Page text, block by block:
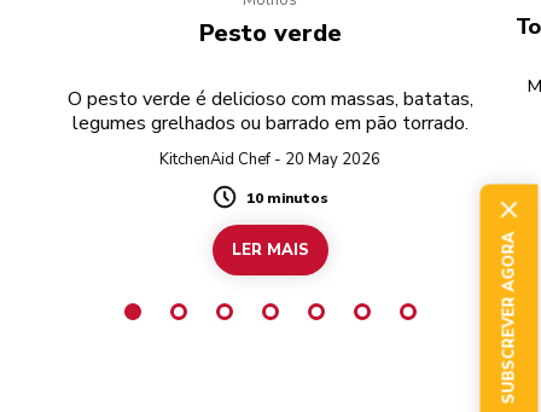
Pesto verde
O pesto verde é delicioso com massas, batatas,
legumes grelhados ou barrado em pão torrado.
KitchenAid Chef - 20 May 2026
Duration
10 minutos
LER MAIS SUBSCREVER AGORA